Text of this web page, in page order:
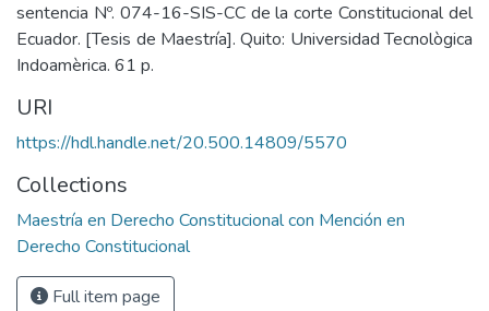
sentencia Nº. 074-16-SIS-CC de la corte Constitucional del
Ecuador. [Tesis de Maestría]. Quito: Universidad Tecnològica
Indoamèrica. 61 p.
URI
https://hdl.handle.net/20.500.14809/5570
Collections
Maestría en Derecho Constitucional con Mención en
Derecho Constitucional
Full item page